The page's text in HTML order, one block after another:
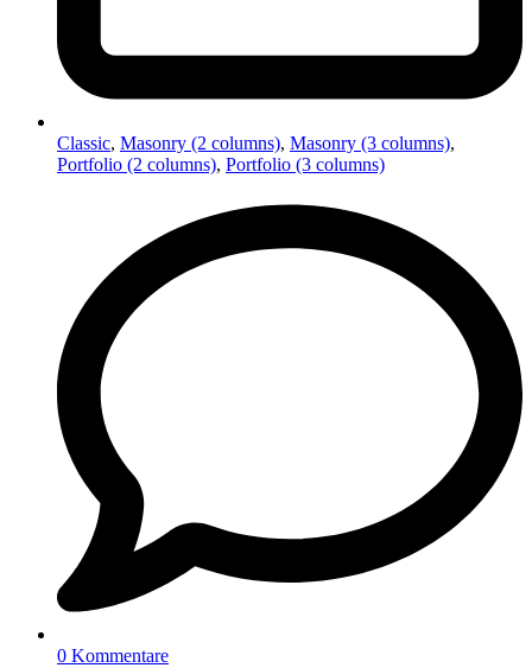
Classic, Masonry (2 columns), Masonry (3 columns),
Portfolio (2 columns), Portfolio (3 columns)
0 Kommentare